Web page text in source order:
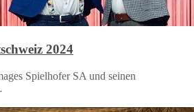
2024
Spielhofer SA und seinen